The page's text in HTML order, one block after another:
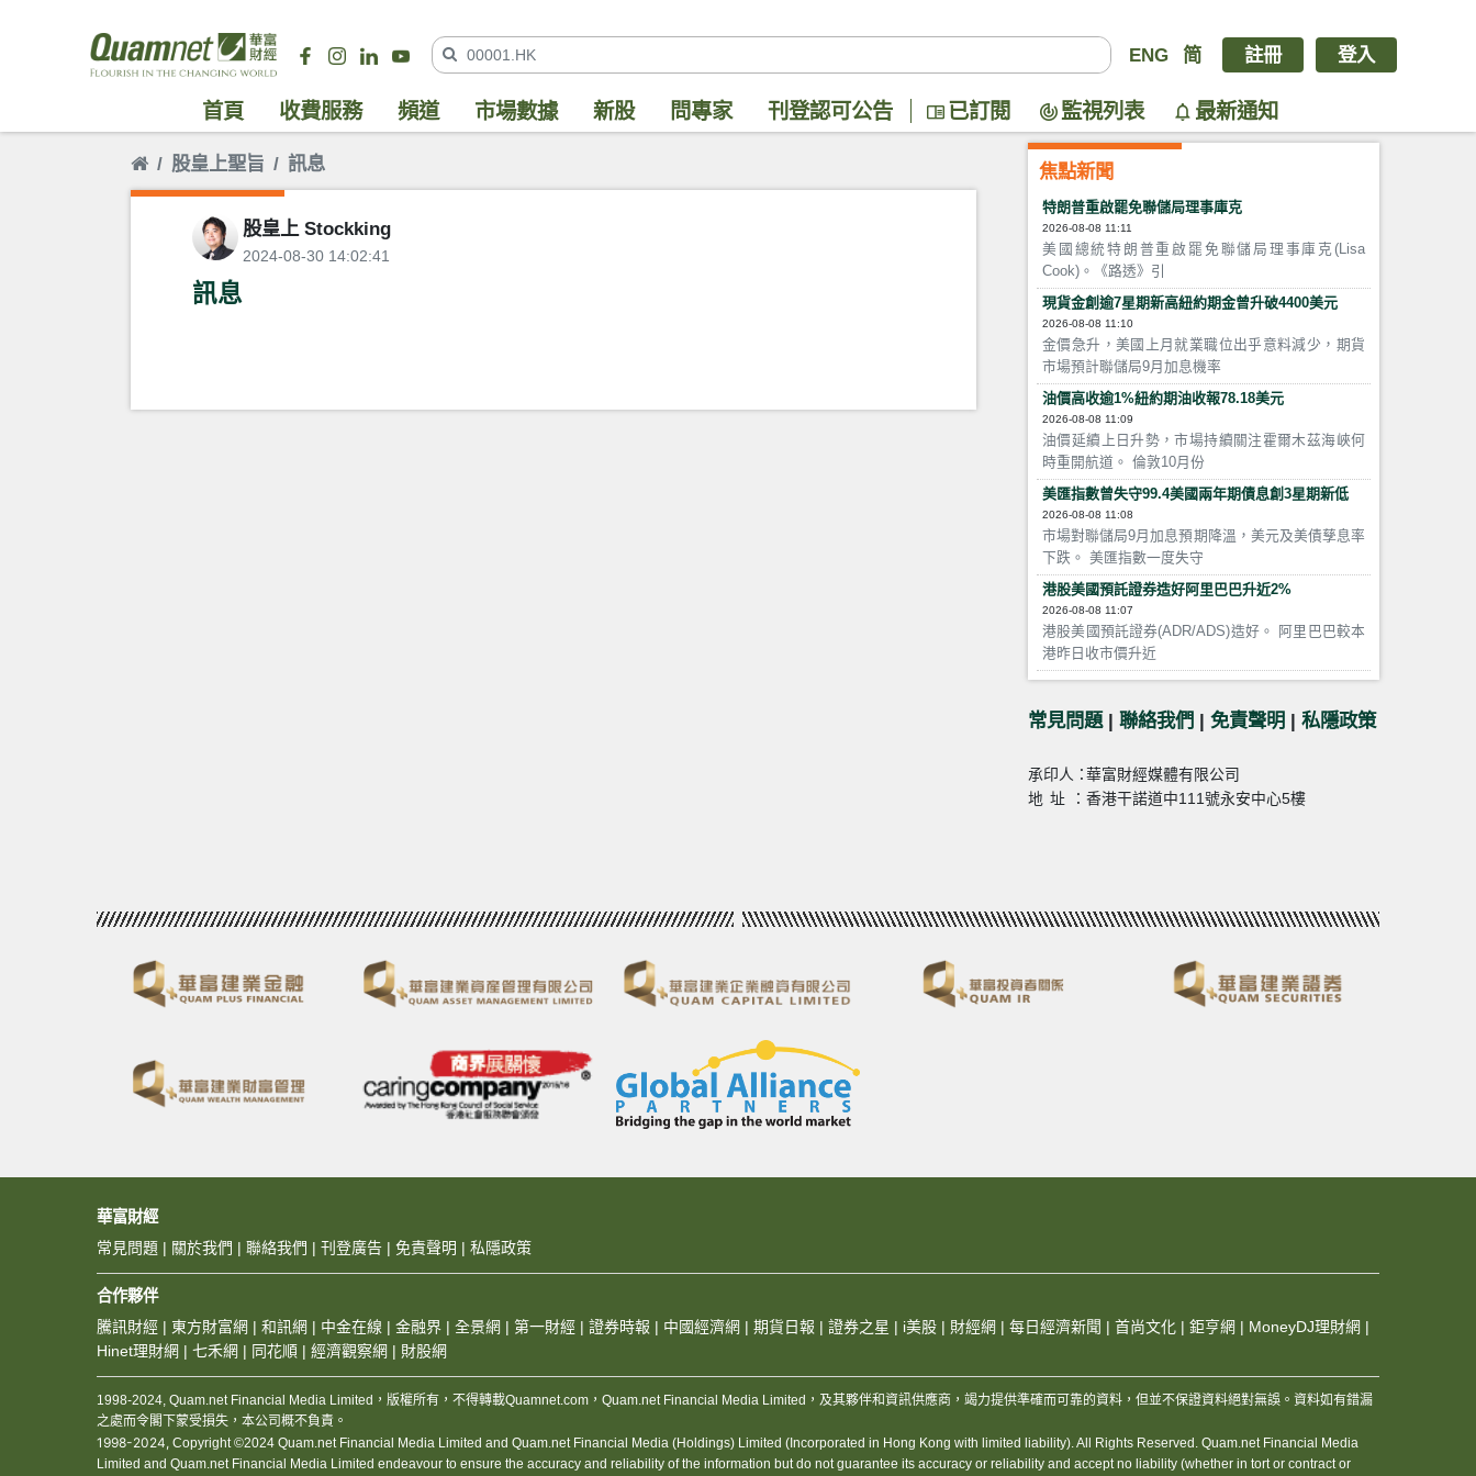
ENG 简 註冊 登入
首頁 收費服務 頻道 市場數據 新股 問專家 刊登認可公告 已訂閱 監視列表 最新通知
股皇上聖旨 訊息
股皇上 Stockking
2024-08-30 14:02:41
訊息
焦點新聞
特朗普重啟罷免聯儲局理事庫克
2026-08-08 11:11
美國總統特朗普重啟罷免聯儲局理事庫克(Lisa
Cook)。《路透》引
現貨金創逾7星期新高紐約期金曾升破4400美元
2026-08-08 11:10
金價急升，美國上月就業職位出乎意料減少，期貨
市場預計聯儲局9月加息機率
油價高收逾1%紐約期油收報78.18美元
2026-08-08 11:09
油價延續上日升勢，市場持續關注霍爾木茲海峽何
時重開航道。 倫敦10月份
美匯指數曾失守99.4美國兩年期債息創3星期新低
2026-08-08 11:08
市場對聯儲局9月加息預期降溫，美元及美債孳息率
下跌。 美匯指數一度失守
港股美國預託證券造好阿里巴巴升近2%
2026-08-08 11:07
港股美國預託證券(ADR/ADS)造好。 阿里巴巴較本
港昨日收市價升近
常見問題 | 聯絡我們 | 免責聲明 | 私隱政策
承印人：華富財經媒體有限公司
地址：香港干諾道中111號永安中心5樓
華富財經
常見問題 | 關於我們 | 聯絡我們 | 刊登廣告 | 免責聲明 | 私隱政策
合作夥伴
騰訊財經 | 東方財富網 | 和訊網 | 中金在線 | 金融界 | 全景網 | 第一財經 | 證券時報 | 中國經濟網 | 期貨日報 | 證券之星 | i美股 | 財經網 | 每日經濟新聞 | 首尚文化 | 鉅亨網 | MoneyDJ理財網 |
Hinet理財網 | 七禾網 | 同花順 | 經濟觀察網 | 財股網
1998-2024, Quam.net Financial Media Limited，版權所有，不得轉載Quamnet.com，Quam.net Financial Media Limited，及其夥伴和資訊供應商，竭力提供準確而可靠的資料，但並不保證資料絕對無誤。資料如有錯漏
之處而令閣下蒙受損失，本公司概不負責。
1998-2024, Copyright ©2024 Quam.net Financial Media Limited and Quam.net Financial Media (Holdings) Limited (Incorporated in Hong Kong with limited liability). All Rights Reserved. Quam.net Financial Media
Limited and Quam.net Financial Media Limited endeavour to ensure the accuracy and reliability of the information but do not guarantee its accuracy or reliability and accept no liability (whether in tort or contract or